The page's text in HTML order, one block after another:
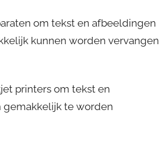
om tekst en afbeeldingen
kunnen worden vervangen
printers om tekst en
gemakkelijk te worden